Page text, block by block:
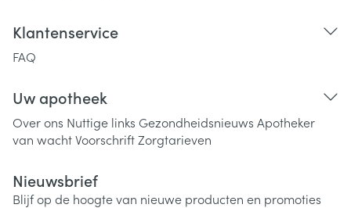
Klantenservice
FAQ
Uw apotheek
Over ons Nuttige links Gezondheidsnieuws Apotheker
van wachtVoorschriftZorgtarieven
Nieuwsbrief
Blijf op de hoogte van nieuwe producten en promoties